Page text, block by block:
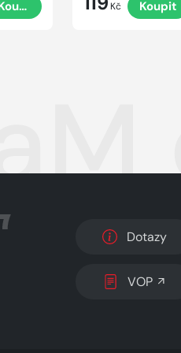
Kč Koupit
TMAVÝ REŽIM
Dotazy
VOP